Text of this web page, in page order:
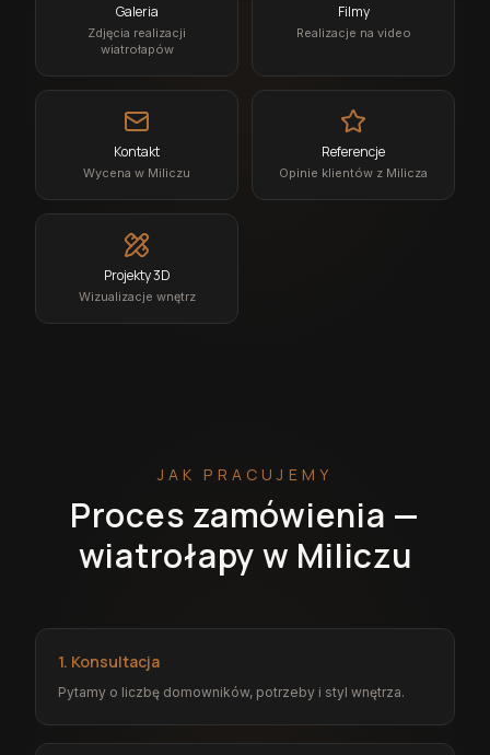
Galeria
Zdjęcia realizacji
wiatrołapów
Filmy
Realizacje na video
Kontakt
Wycena w Miliczu
Referencje
Opinie klientów z Milicza
Projekty 3D
Wizualizacje wnętrz
JAK PRACUJEMY
Proces zamówienia —
wiatrołapy w Miliczu
1. Konsultacja
Pytamy o liczbę domowników, potrzeby i styl wnętrza.